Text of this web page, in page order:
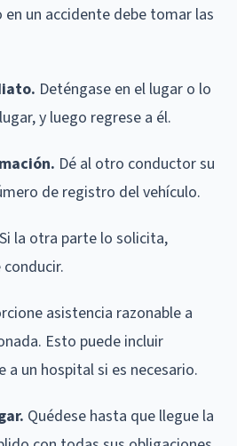
un accidente debe tomar las
Deténgase en el lugar o lo
y luego regrese a él.
Dé al otro conductor su
de registro del vehículo.
Si la otra parte lo solicita,
asistencia razonable a
Esto puede incluir
un hospital si es necesario.
Quédese hasta que llegue la